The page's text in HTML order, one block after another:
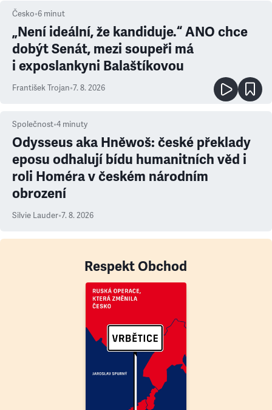
Česko•6 minut
„Není ideální, že kandiduje.“ ANO chce
dobýt Senát, mezi soupeři má
i exposlankyni Balaštíkovou
František Trojan•7. 8. 2026
Společnost•4 minuty
Odysseus aka Hněwoš: české překlady
eposu odhalují bídu humanitních věd i
roli Homéra v českém národním
obrození
Silvie Lauder•7. 8. 2026
Respekt Obchod